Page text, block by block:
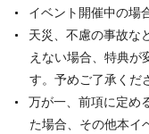
イベント開催中の場
天災、不慮の事故な
えない場合、特典が
す。予めご了承くだ
万が一、前項に定め
た場合、その他本イ